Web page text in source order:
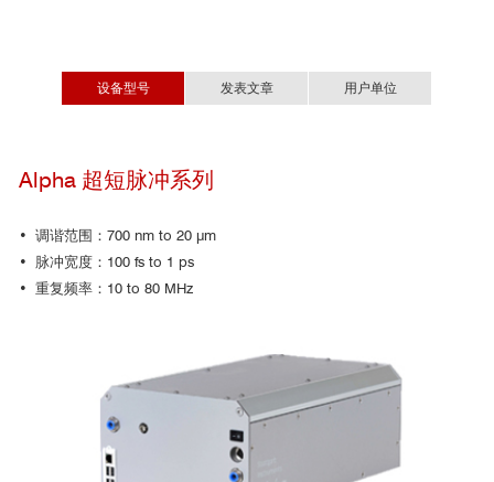
设备型号 发表文章 用户单位
Alpha 超短脉冲系列
• 调谐范围：700 nm to 20 μm
• 脉冲宽度：100 fs to 1 ps
• 重复频率：10 to 80 MHz
Optica
•
•
•
• Technica1 University of Munich(TUM)
Germany
• University of Stuttgart, Germany
• Politecnico di Milano, Italy
• Institut Fresnel,France
• Technical University of Denmark(DTU)
Denmark